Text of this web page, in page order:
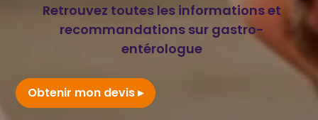
Retrouvez toutes les informations et
recommandations sur gastro-
entérologue
Obtenir mon devis